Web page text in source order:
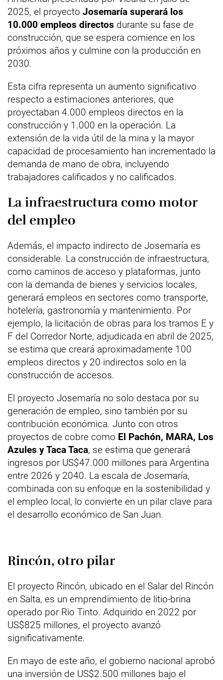
2025, el proyecto Josemaría superará los
10.000 empleos directos durante su fase de
construcción, que se espera comience en los
próximos años y culmine con la producción en
2030.
Esta cifra representa un aumento significativo
respecto a estimaciones anteriores, que
proyectaban 4.000 empleos directos en la
construcción y 1.000 en la operación. La
extensión de la vida útil de la mina y la mayor
capacidad de procesamiento han incrementado la
demanda de mano de obra, incluyendo
trabajadores calificados y no calificados.
La infraestructura como motor
del empleo
Además, el impacto indirecto de Josemaría es
considerable. La construcción de infraestructura,
como caminos de acceso y plataformas, junto
con la demanda de bienes y servicios locales,
generará empleos en sectores como transporte,
hotelería, gastronomía y mantenimiento. Por
ejemplo, la licitación de obras para los tramos E y
F del Corredor Norte, adjudicada en abril de 2025,
se estima que creará aproximadamente 100
empleos directos y 20 indirectos solo en la
construcción de accesos.
El proyecto Josemaría no solo destaca por su
generación de empleo, sino también por su
contribución económica. Junto con otros
proyectos de cobre como El Pachón, MARA, Los
Azules y Taca Taca, se estima que generará
ingresos por US$47.000 millones para Argentina
entre 2026 y 2040. La escala de Josemaría,
combinada con su enfoque en la sostenibilidad y
el empleo local, lo convierte en un pilar clave para
el desarrollo económico de San Juan.
Rincón, otro pilar
El proyecto Rincón, ubicado en el Salar del Rincón
en Salta, es un emprendimiento de litio-brina
operado por Rio Tinto. Adquirido en 2022 por
US$825 millones, el proyecto avanzó
significativamente.
En mayo de este año, el gobierno nacional aprobó
una inversión de US$2.500 millones bajo el